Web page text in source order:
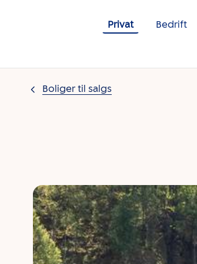
Privat
Bedrift
Boliger til salgs